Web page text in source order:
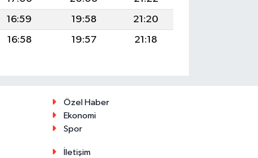
16:59 19:58
21:20
16:58 19:57 21:18
Özel Haber
Ekonomi
Spor
İletişim